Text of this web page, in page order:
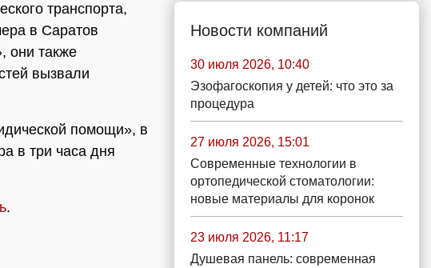
транспорта,
в Саратов
они также
вызвали
помощи», в
в три часа дня
.
Новости компаний
30 июля 2026, 10:40
Эзофагоскопия у детей: что это за
процедура
27 июля 2026, 15:01
Современные технологии в
ортопедической стоматологии:
новые материалы для коронок
23 июля 2026, 11:17
Душевая панель: современная